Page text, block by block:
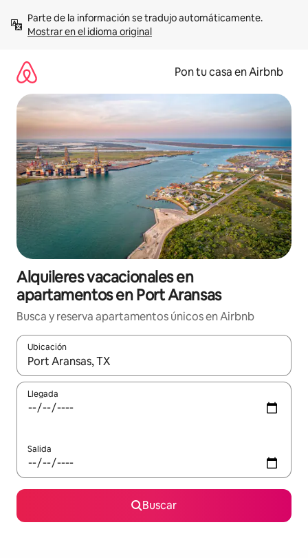
contenidoMostrar en el idioma original
Pon tu casa en Airbnb
Alquileres vacacionales en
apartamentos en Port Aransas
Busca y reserva apartamentos únicos en Airbnb
Ubicación
Cuando los resultados estén disponibles, navega con las
Llegada
Salida
Buscar